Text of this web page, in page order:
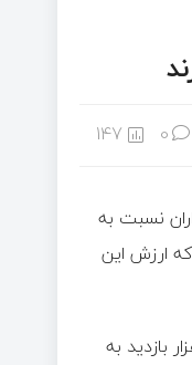
0
147
نسبت به
کرده‌اند که ارزش این
پلتفرم ایکس منتشر شد، با مشارکت نزدیک به ۸۳ هزار کاربر مواجه شد و بیش از ۵۰۰ هزار بازدید به